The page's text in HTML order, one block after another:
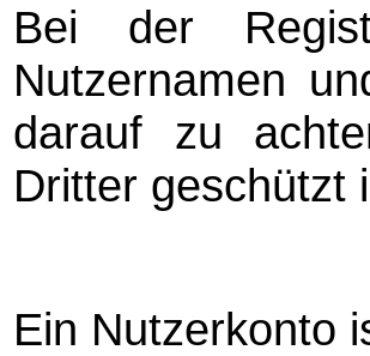
Bei der
Nutzernamen
darauf zu
Dritter geschützt
Ein Nutzerkonto